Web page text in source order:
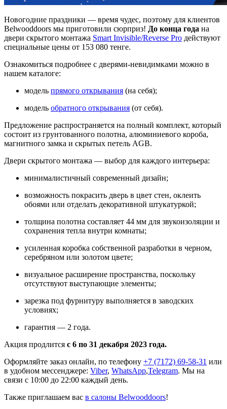
Новогодние праздники — время чудес, поэтому для клиентов
Belwooddoors мы приготовили сюрприз! До конца года на
двери скрытого монтажа Smart Invisible/Reverse Pro действуют
специальные цены от 153 080 тенге.
Ознакомиться подробнее с дверями-невидимками можно в
нашем каталоге:
модель прямого открывания (на себя);
модель обратного открывания (от себя).
Предложение распространяется на полный комплект, который
состоит из грунтованного полотна, алюминиевого короба,
магнитного замка и скрытых петель AGB.
Двери скрытого монтажа — выбор для каждого интерьера:
минималистичный современный дизайн;
возможность покрасить дверь в цвет стен, оклеить
обоями или отделать декоративной штукатуркой;
толщина полотна составляет 44 мм для звукоизоляции и
сохранения тепла внутри комнаты;
усиленная коробка собственной разработки в черном,
серебряном или золотом цвете;
визуальное расширение пространства, поскольку
отсутствуют выступающие элементы;
зарезка под фурнитуру выполняется в заводских
условиях;
гарантия — 2 года.
Акция продлится с 6 по 31 декабря 2023 года.
Оформляйте заказ онлайн, по телефону +7 (7172) 69-58-31 или
в удобном мессенджере: Viber, WhatsApp,Telegram. Мы на
связи с 10:00 до 22:00 каждый день.
Также приглашаем вас в салоны Belwooddoors!